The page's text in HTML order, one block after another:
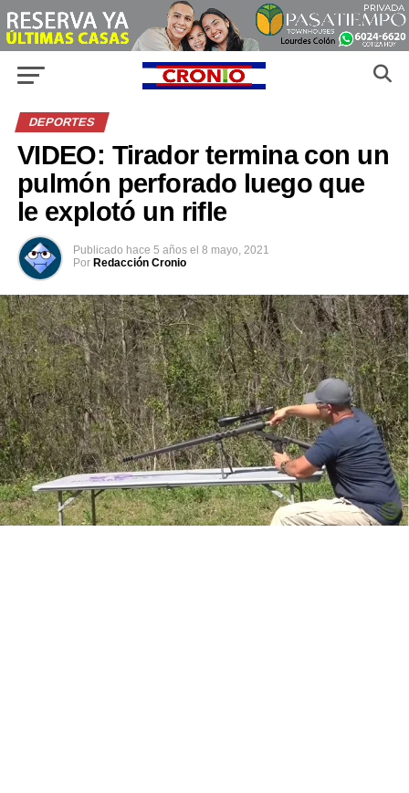
DEPORTES
VIDEO: Tirador termina con un
pulmón perforado luego que
le explotó un rifle
Publicado hace 5 años el 8 mayo, 2021
Por Redacción Cronio